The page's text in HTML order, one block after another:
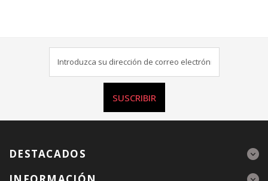
SUSCRIBIR
DESTACADOS